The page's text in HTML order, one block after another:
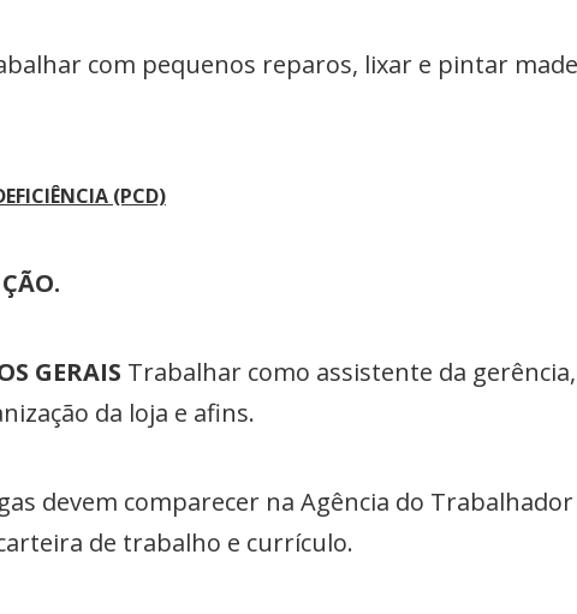
com pequenos reparos, lixar e pintar
(PCD)
GERAIS Trabalhar como assistente da
da loja e afins.
devem comparecer na Agência do
de trabalho e currículo.